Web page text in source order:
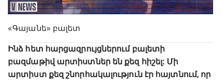
«Գայանե» բալետ
Ինձ հետ հարցազրույցներում բալետի
բազմաթիվ արտիստներ են քեզ հիշել: Մի
արտիստ քեզ շնորհակալություն էր հայտնում, որ